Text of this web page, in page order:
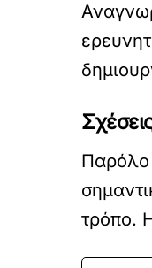
Παρόλο
τρόπο.